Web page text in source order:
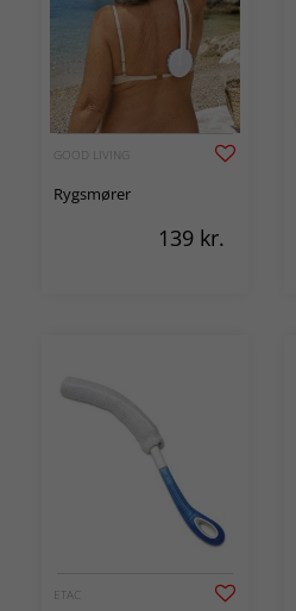
GOOD LIVING
Rygsmører
139 kr.
ETAC